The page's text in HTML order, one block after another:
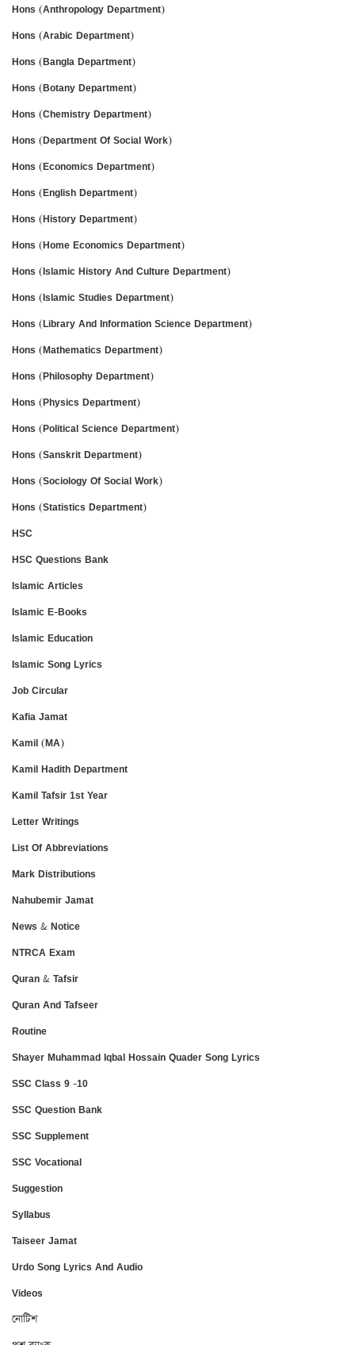
Hons (Anthropology Department)
Hons (Arabic Department)
Hons (Bangla Department)
Hons (Botany Department)
Hons (Chemistry Department)
Hons (Department Of Social Work)
Hons (Economics Department)
Hons (English Department)
Hons (History Department)
Hons (Home Economics Department)
Hons (Islamic History And Culture Department)
Hons (Islamic Studies Department)
Hons (Library And Information Science Department)
Hons (Mathematics Department)
Hons (Philosophy Department)
Hons (Physics Department)
Hons (Political Science Department)
Hons (Sanskrit Department)
Hons (Sociology Of Social Work)
Hons (Statistics Department)
HSC
HSC Questions Bank
Islamic Articles
Islamic E-Books
Islamic Education
Islamic Song Lyrics
Job Circular
Kafia Jamat
Kamil (MA)
Kamil Hadith Department
Kamil Tafsir 1st Year
Letter Writings
List Of Abbreviations
Mark Distributions
Nahubemir Jamat
News & Notice
NTRCA Exam
Quran & Tafsir
Quran And Tafseer
Routine
Shayer Muhammad Iqbal Hossain Quader Song Lyrics
SSC Class 9 -10
SSC Question Bank
SSC Supplement
SSC Vocational
Suggestion
Syllabus
Taiseer Jamat
Urdo Song Lyrics And Audio
Videos
নোটিশ